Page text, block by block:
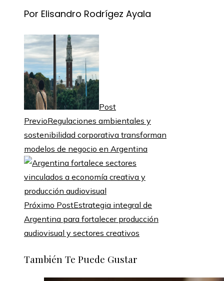
Por Elisandro Rodrígez Ayala
Post
PrevioRegulaciones ambientales y
sostenibilidad corporativa transforman
modelos de negocio en Argentina
Próximo PostEstrategia integral de
Argentina para fortalecer producción
audiovisual y sectores creativos
También Te Puede Gustar